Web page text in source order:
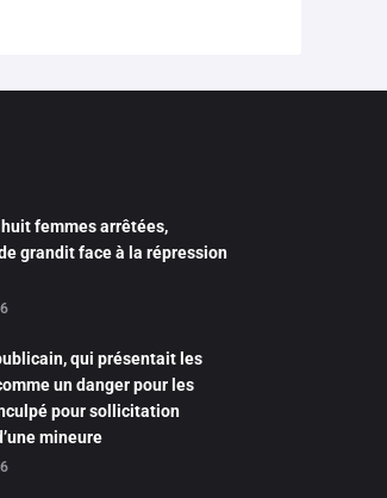
femmes arrêtées,
grandit face à la répression
qui présentait les
un danger pour les
pour sollicitation
mineure